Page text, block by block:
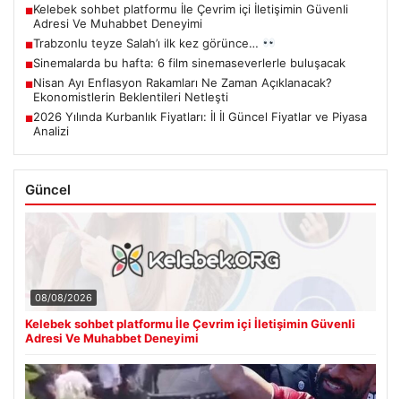
■Kelebek sohbet platformu İle Çevrim içi İletişimin Güvenli
Adresi Ve Muhabbet Deneyimi
■Trabzonlu teyze Salah’ı ilk kez görünce…
■Sinemalarda bu hafta: 6 film sinemaseverlerle buluşacak
■Nisan Ayı Enflasyon Rakamları Ne Zaman Açıklanacak?
Ekonomistlerin Beklentileri Netleşti
■2026 Yılında Kurbanlık Fiyatları: İl İl Güncel Fiyatlar ve Piyasa
Analizi
Güncel
08/08/2026
Kelebek sohbet platformu İle Çevrim içi İletişimin Güvenli
Adresi Ve Muhabbet Deneyimi